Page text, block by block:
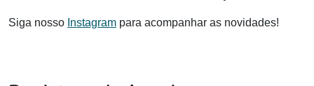
Siga nosso Instagram para acompanhar as novidades!